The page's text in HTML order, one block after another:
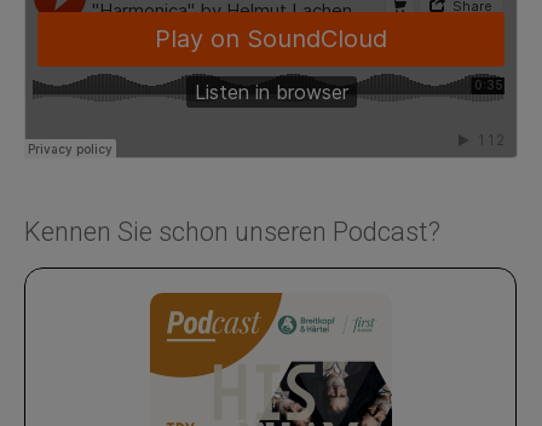
Kennen Sie schon unseren Podcast?